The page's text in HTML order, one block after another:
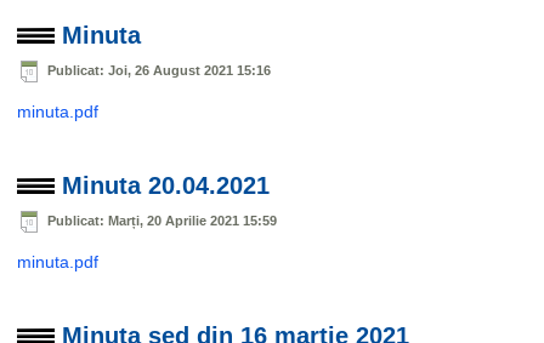
Minuta
Publicat: Joi, 26 August 2021 15:16
minuta.pdf
Minuta 20.04.2021
Publicat: Marți, 20 Aprilie 2021 15:59
minuta.pdf
Minuta sed din 16 martie 2021